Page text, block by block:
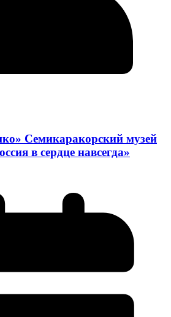
Семикаракорский музей
в сердце навсегда»